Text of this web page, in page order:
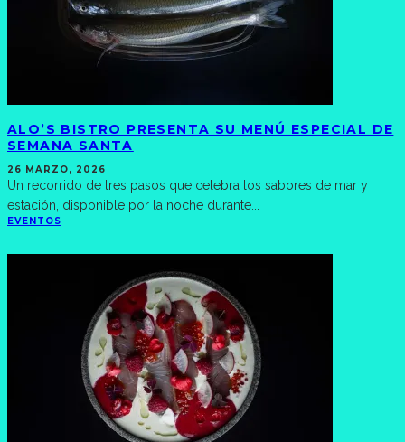
ALO’S BISTRO PRESENTA SU MENÚ ESPECIAL DE
SEMANA SANTA
26 MARZO, 2026
Un recorrido de tres pasos que celebra los sabores de mar y
estación, disponible por la noche durante...
EVENTOS